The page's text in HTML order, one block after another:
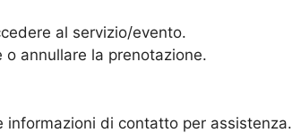
al servizio/evento.
annullare la prenotazione.
di contatto per assistenza.